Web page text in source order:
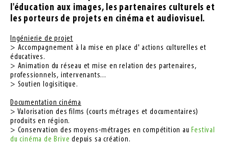
l'éducation aux images, les partenaires culturels et
les porteurs de projets en cinéma et audiovisuel.
Ingénierie de projet
​> Accompagnement à la mise en place d' actions culturelles et
éducatives.
> Animation du réseau et mise en relation des partenaires,
professionnels, intervenants...
> Soutien logisitique.
Documentation cinéma
> Valorisation des films (courts métrages et documentaires)
produits en région.
> Conservation des moyens-métrages en compétition au Festival
du cinéma de Brive depuis sa création.